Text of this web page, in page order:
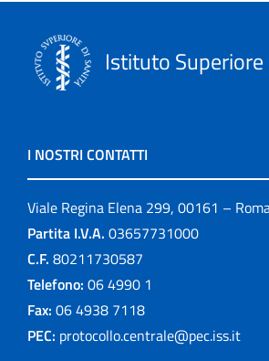
Istituto
I NOSTRI CONTATTI
Viale Regina Elena 299, 00161 –
Partita I.V.A. 03657731000
C.F. 80211730587
Telefono: 06 4990 1
Fax: 06 4938 7118
PEC: protocollo.centrale@pec.iss.it